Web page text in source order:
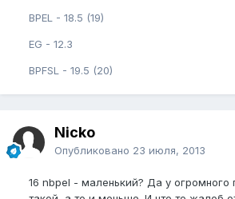
BPEL - 18.5 (19)
EG - 12.3
BPFSL - 19.5 (20)
Nicko
Опубликовано 23 июля, 2013
16 nbpel - маленький? Да у огромного